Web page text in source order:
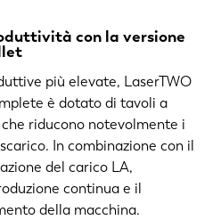
con la versione
più elevate, LaserTWO
è dotato di tavoli a
riducono notevolmente i
In combinazione con il
del carico LA,
continua e il
della macchina.